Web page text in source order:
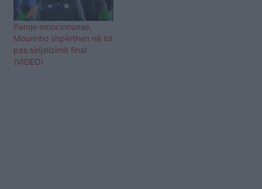
Pamje emocionuese,
Mourinho shpërthen në lot
pas sinjalizimit final
(VIDEO)